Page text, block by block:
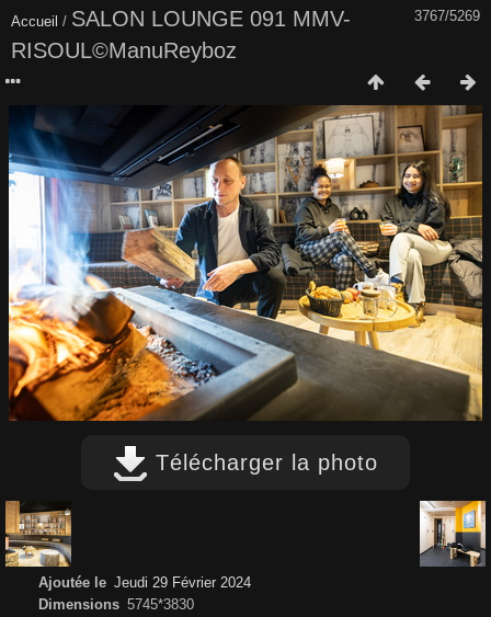
3767/5269
Accueil / SALON LOUNGE 091 MMV-
RISOUL©ManuReyboz
Télécharger la photo
Ajoutée le Jeudi 29 Février 2024
Dimensions 5745*3830